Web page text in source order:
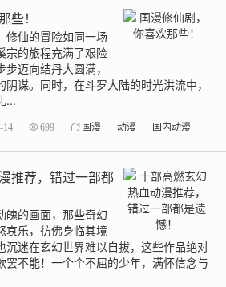
些！
修仙的冒险如同一场
宗的旅程充满了艰险
迈向结丹大圆满，
谋。同时，在斗罗大陆的时光洪流中，
...
14 699 国漫 动漫 国内动漫
推荐，错过一部都
魄的画面，那些奇幻
哀乐，彷佛身临其境
沉迷在玄幻世界难以自拔，这些作品绝对
罢不能！一个个不屈的少年，满怀信念与